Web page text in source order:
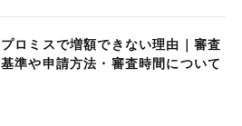
プロミスで増額できない理由｜審査
基準や申請方法・審査時間について